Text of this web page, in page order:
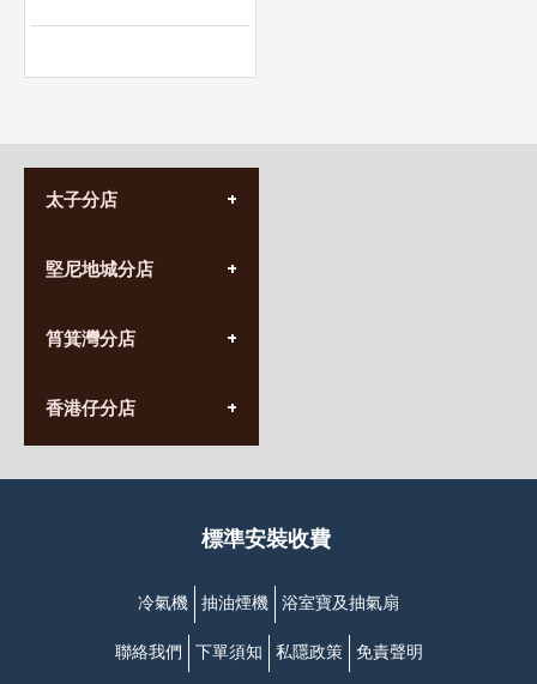
太子分店
營業時間:
九龍太子太子道西141號
堅尼地城分店
營業時間:
香港堅尼地城卑路乍街
(堅尼地城地鐵站B出口)
筲箕灣分店
營業時間:
(10:00am-20:30pm)
香港仔分店
營業時間:
香港香港仔成都道20-28號
(黃竹坑地鐵站轉4M專線小巴)
標準安裝收費
冷氣機 抽油煙機 浴室寶及抽氣扇
聯絡我們 下單須知 私隱政策 免責聲明